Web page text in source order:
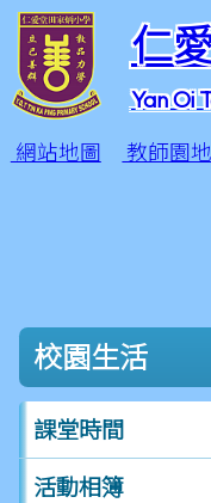
仁
Yan Oi
網站地圖 教師園地
校園生活
課堂時間
活動相簿